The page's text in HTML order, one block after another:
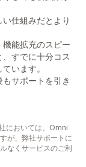
仕組みだとより
能拡充のスピー
すでに十分コス
います。
サポートを引き
においては、Omni
が、弊社サポートに
なくサービスのご利